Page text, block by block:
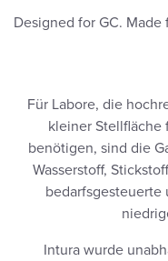
Designed for GC. Made
Für Labore, die
kleiner Stellfläche
benötigen, sind die
Wasserstoff,
bedarfsgesteuerte
Intura wurde